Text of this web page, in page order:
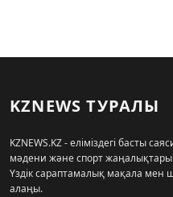
KZNEWS ТУРАЛЫ
KZNEWS.KZ - еліміздегі басты
мәдени және спорт
Үздік сараптамалық мақала мен
алаңы.